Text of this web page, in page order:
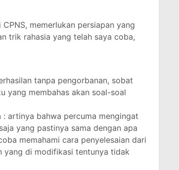
memerlukan persiapan yang
trik rahasia yang telah saya coba,
tanpa pengorbanan, sobat
yang membahas akan soal-soal
: artinya bahwa percuma mengingat
yang pastinya sama dengan apa
memahami cara penyelesaian dari
yang di modifikasi tentunya tidak